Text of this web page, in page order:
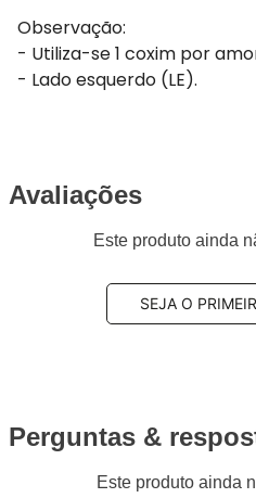
Observação:
- Utiliza-se 1 coxim por
- Lado esquerdo (LE).
Avaliações
Este produto ainda
SEJA O
Perguntas &
Este produto ainda